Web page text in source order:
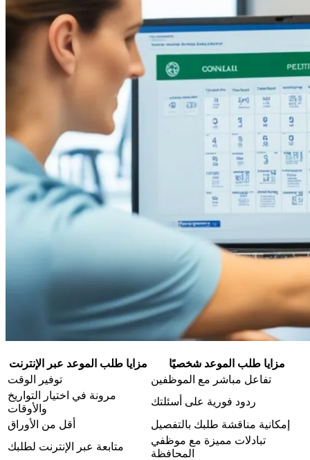
مزايا طلب الموعد عبر الإنترنت
مزايا طلب الموعد شخصيًا
توفير الوقت
تفاعل مباشر مع الموظفين
مرونة في اختيار التواريخ
والأوقات
ردود فورية على أسئلتك
أقل من الأوراق
إمكانية مناقشة طلبك بالتفصيل
متابعة عبر الإنترنت لطلبك
تبادلات مميزة مع موظفي
المحافظة